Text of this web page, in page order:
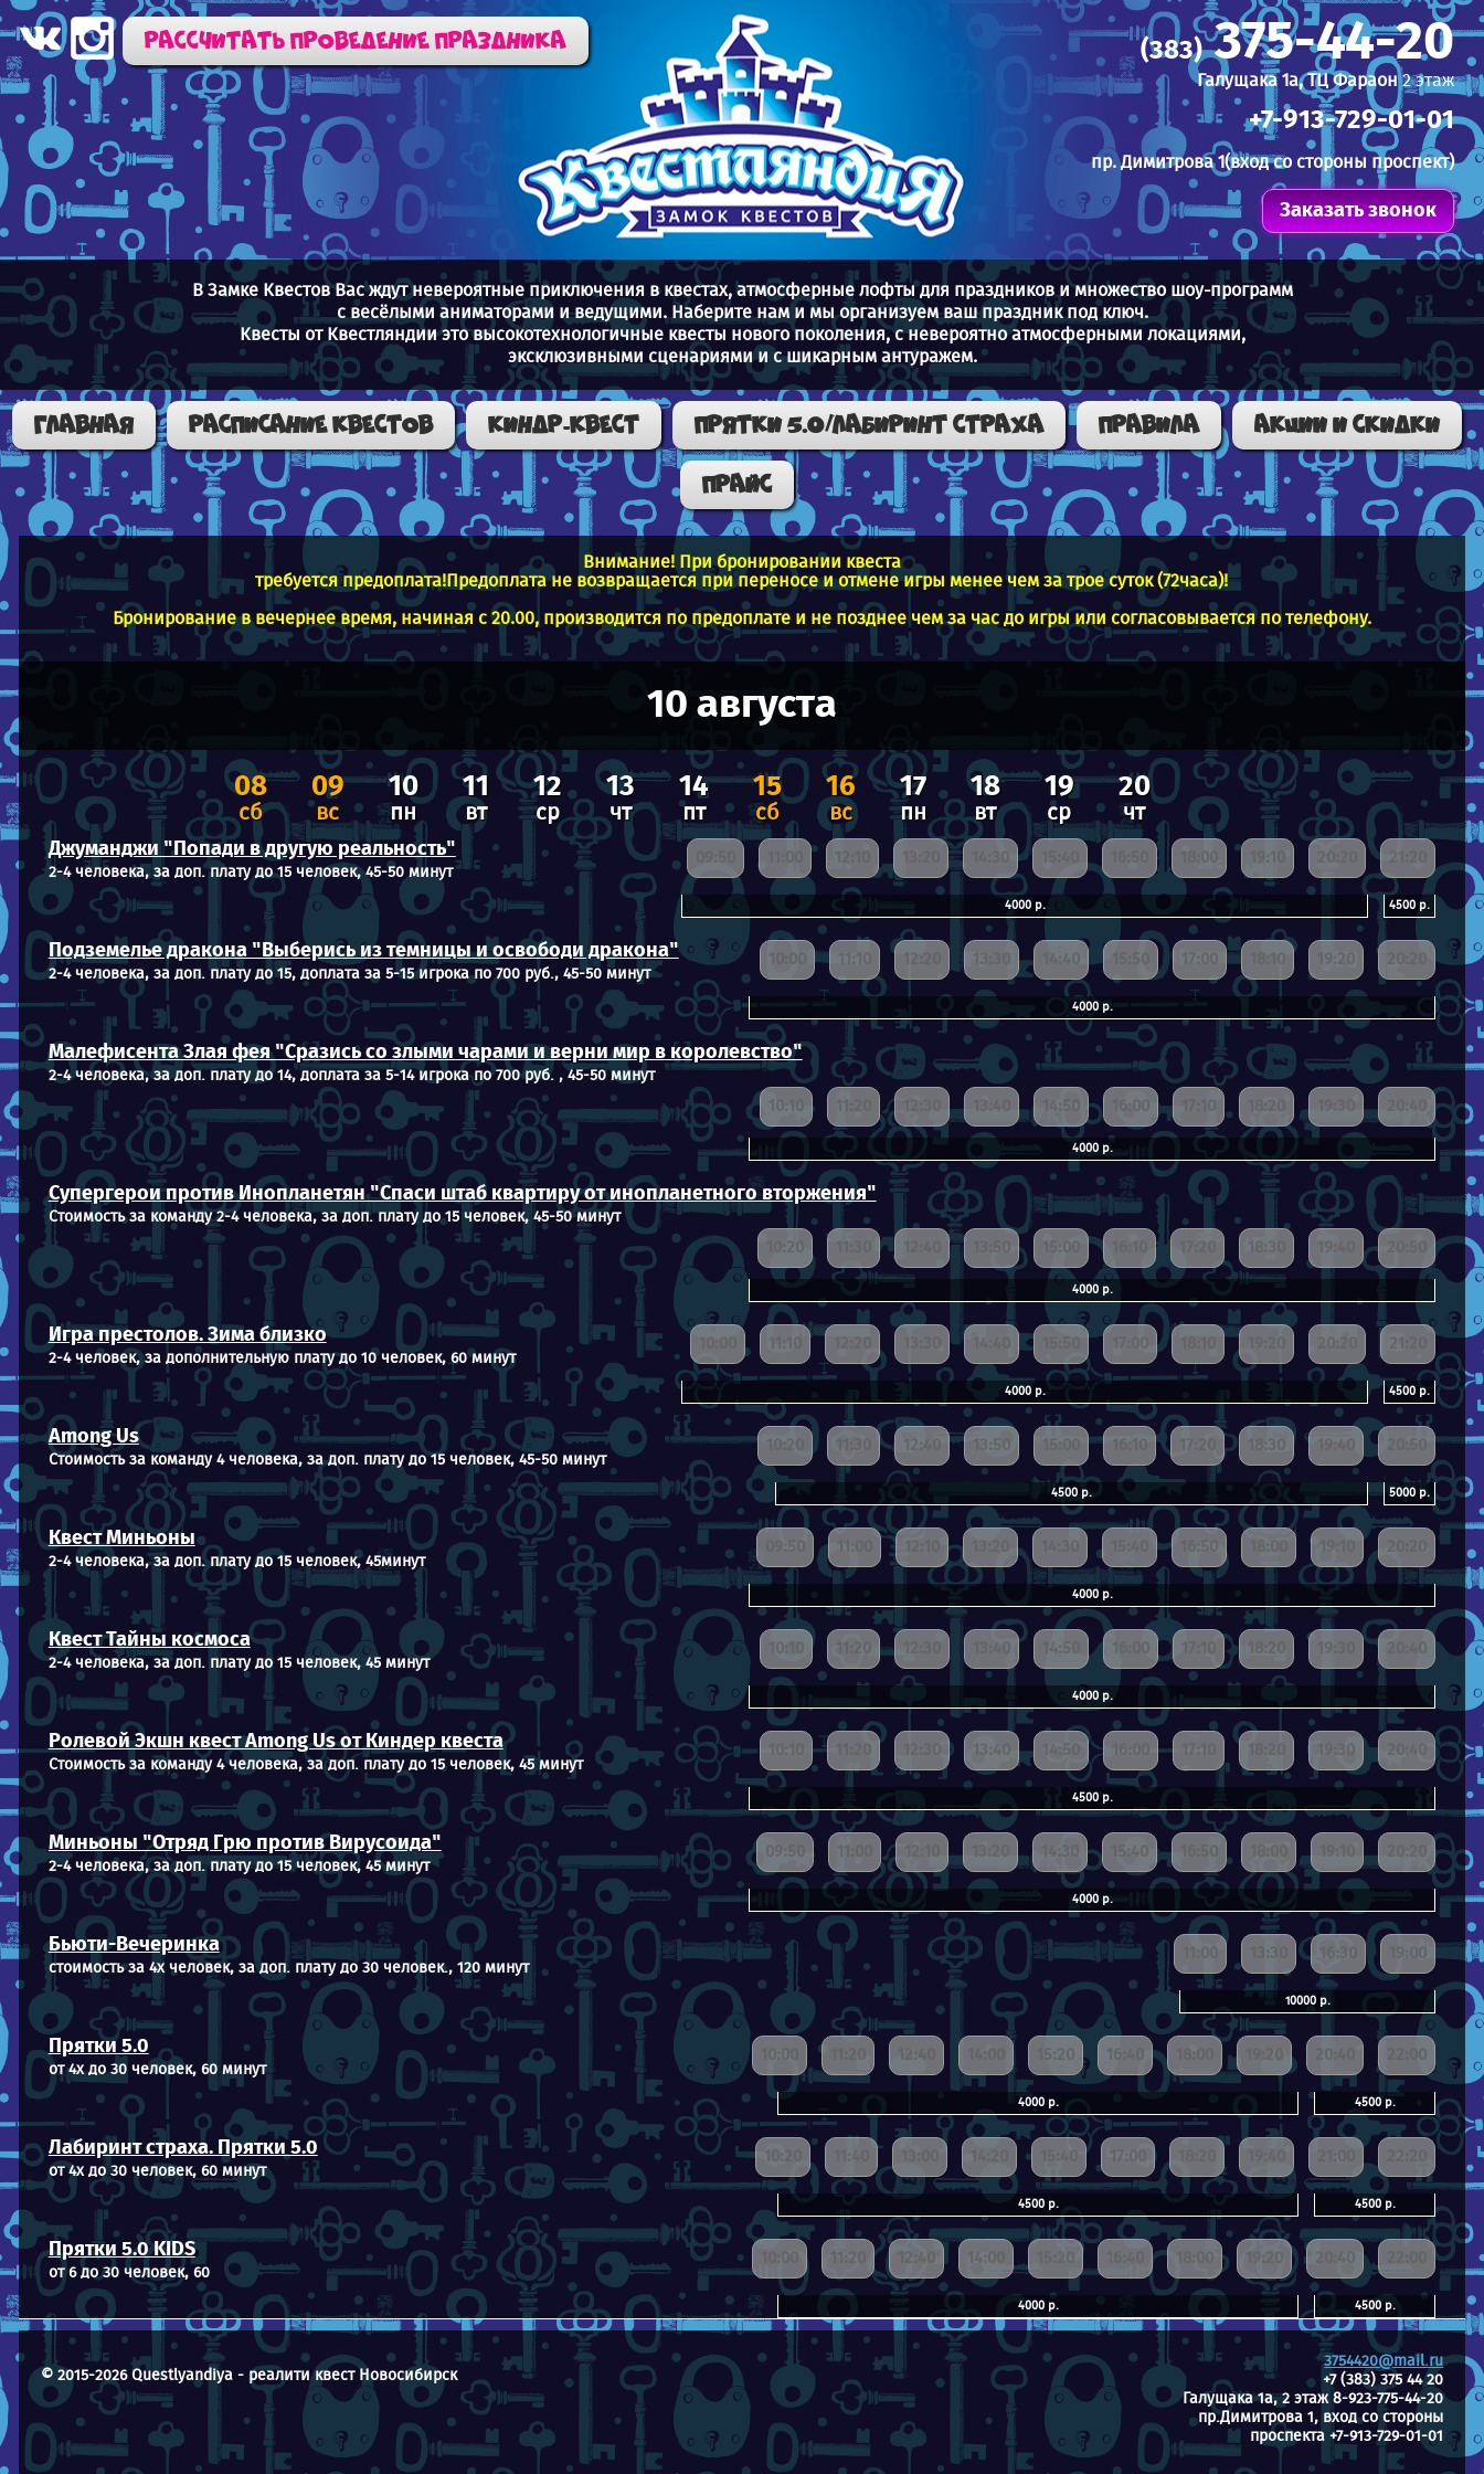
Рассчитать проведение праздника (383)375-44-20
Галущака 1а, ТЦ Фараон2 этаж
+7-913-729-01-01
пр. Димитрова 1(вход со стороны проспект)
Заказать звонок
В Замке Квестов Вас ждут невероятные приключения в квестах, атмосферные лофты для праздников и множество шоу-программ
с весёлыми аниматорами и ведущими. Наберите нам и мы организуем ваш праздник под ключ.
Квесты от Квестляндии это высокотехнологичные квесты нового поколения, с невероятно атмосферными локациями,
эксклюзивными сценариями и с шикарным антуражем.
Главная Расписание квестов КИНДР-КВЕСТ ПРЯТКИ 5.0/ЛАБИРИНТ СТРАХА Правила Акции и скидки
Прайс
Внимание! При бронировании квеста
требуется предоплата!Предоплата не возвращается при переносе и отмене игры менее чем за трое суток (72часа)!
Бронирование в вечернее время, начиная с 20.00, производится по предоплате и не позднее чем за час до игры или согласовывается по телефону.
10 августа
08
сб
09
вс
10
пн
11
вт
12
ср
13
чт
14
пт
15
сб
16
вс
17
пн
18
вт
19
ср
20
чт
Джуманджи "Попади в другую реальность"
2-4 человека, за доп. плату до 15 человек, 45-50 минут
11:00 12:10 13:20 14:30 15:40 18:00 19:10 20:20 21:20
4000 р. 4500 р.
Подземелье дракона "Выберись из темницы и освободи дракона"
2-4 человека, за доп. плату до 15, доплата за 5-15 игрока по 700 руб., 45-50 минут
10:00 11:10 12:20 13:30 14:40 15:50 17:00 18:10 19:20 20:20
4000 р.
Малефисента Злая фея "Сразись со злыми чарами и верни мир в королевство"
2-4 человека, за доп. плату до 14, доплата за 5-14 игрока по 700 руб. , 45-50 минут
10:10 11:20 12:30 13:40 14:50 16:00 17:10 18:20 19:30 20:40
4000 р.
Супергерои против Инопланетян "Спаси штаб квартиру от инопланетного вторжения"
Стоимость за команду 2-4 человека, за доп. плату до 15 человек, 45-50 минут
10:20 12:40 13:50 15:00 17:20 18:30 19:40 20:50
4000 р.
Игра престолов. Зима близко
2-4 человек, за дополнительную плату до 10 человек, 60 минут
11:10 13:30 14:40 17:00 19:20 20:20 21:20
4000 р. 4500 р.
Among Us
Стоимость за команду 4 человека, за доп. плату до 15 человек, 45-50 минут
10:20 11:30 12:40 13:50 15:00 16:10 17:20 18:30 19:40 20:50
4500 р. 5000 р.
Квест Миньоны
2-4 человека, за доп. плату до 15 человек, 45минут
09:50 11:00 12:10 13:20 14:30 15:40 16:50 18:00 19:10 20:20
4000 р.
Квест Тайны космоса
2-4 человека, за доп. плату до 15 человек, 45 минут
10:10 11:20 12:30 13:40 14:50 16:00 17:10 18:20 19:30 20:40
4000 р.
Ролевой Экшн квест Among Us от Киндер квеста
Стоимость за команду 4 человека, за доп. плату до 15 человек, 45 минут
10:10 11:20 12:30 13:40 14:50 16:00 17:10 18:20 19:30 20:40
4500 р.
Миньоны "Отряд Грю против Вирусоида"
2-4 человека, за доп. плату до 15 человек, 45 минут
09:50 11:00 12:10 13:20 14:30 15:40 16:50 18:00 19:10 20:20
4000 р.
Бьюти-Вечеринка
стоимость за 4х человек, за доп. плату до 30 человек., 120 минут
11:00 13:30 16:30 19:00
10000 р.
Прятки 5.0
от 4х до 30 человек, 60 минут
10:00 11:20 12:40 14:00 15:20 16:40 18:00 19:20 20:40 22:00
4000 р. 4500 р.
Лабиринт страха. Прятки 5.0
от 4х до 30 человек, 60 минут
10:20 11:40 13:00 14:20 15:40 17:00 21:00 22:20
4500 р. 4500 р.
Прятки 5.0 KIDS
от 6 до 30 человек, 60
10:00 11:20 12:40 14:00 15:20 16:40 18:00 19:20 20:40
4000 р. 4500 р.
© 2015-2026 Questlyandiya - реалити квест Новосибирск
3754420@mail.ru
+7 (383) 375 44 20
Галущака 1а, 2 этаж 8-923-775-44-20
пр.Димитрова 1, вход со стороны
проспекта +7-913-729-01-01